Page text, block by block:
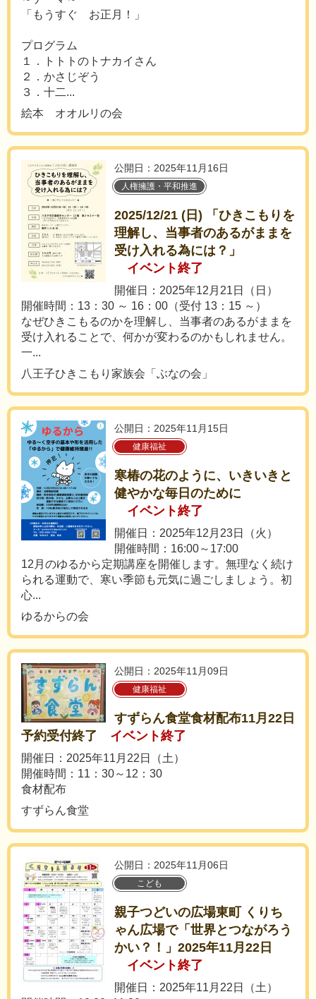
「もうすぐ お正月！」
プログラム
１．トトトのトナカイさん
２．かさじぞう
３．十二...
絵本 オオルリの会
公開日：2025年11月16日
人権擁護・平和推進
2025/12/21 (日) 「ひきこもりを
理解し、当事者のあるがままを
受け入れる為には？」
イベント終了
開催日：2025年12月21日（日）
開催時間：13：30 ～ 16：00（受付 13：15 ～）
なぜひきこもるのかを理解し、当事者のあるがままを
受け入れることで、何かが変わるのかもしれません。
一...
八王子ひきこもり家族会「ぶなの会」
公開日：2025年11月15日
健康福祉
寒椿の花のように、いきいきと
健やかな毎日のために
イベント終了
開催日：2025年12月23日（火）
開催時間：16:00～17:00
12月のゆるから定期講座を開催します。無理なく続け
られる運動で、寒い季節も元気に過ごしましょう。初
心...
ゆるからの会
公開日：2025年11月09日
健康福祉
すずらん食堂食材配布11月22日
予約受付終了
イベント終了
開催日：2025年11月22日（土）
開催時間：11：30～12：30
食材配布
すずらん食堂
公開日：2025年11月06日
こども
親子つどいの広場東町 くりち
ゃん広場で「世界とつながろう
かい？！」2025年11月22日
イベント終了
開催日：2025年11月22日（土）